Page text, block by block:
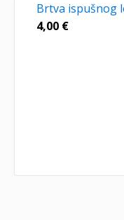
Brtva ispušnog
4,00 €